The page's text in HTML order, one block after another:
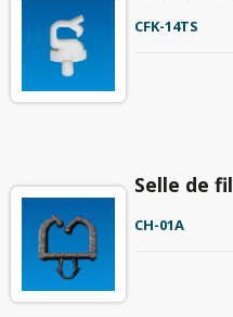
CFK-14TS
Selle de fil
CH-01A